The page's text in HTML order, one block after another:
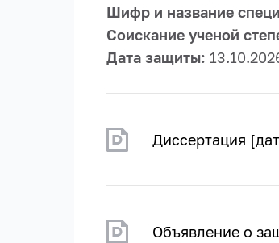
Шифр и название
Соискание ученой
Дата защиты:
Диссертация
Объявление о